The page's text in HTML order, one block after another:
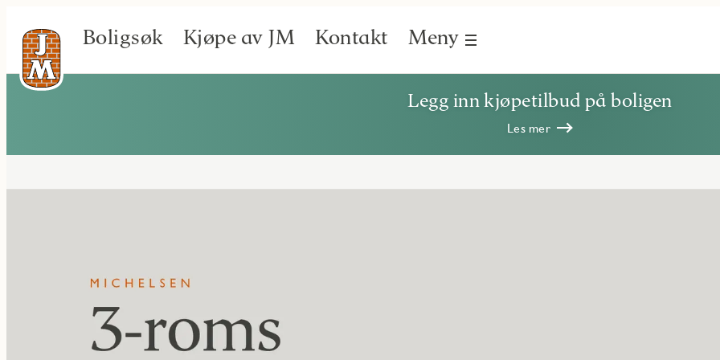
Boligsøk Kjøpe av JM Kontakt Meny
Legg inn kjøpetilbud på boligen
Les mer